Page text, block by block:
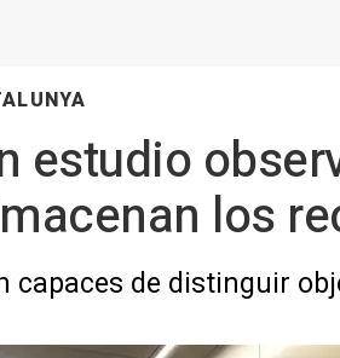
estudio
los
capaces de distinguir